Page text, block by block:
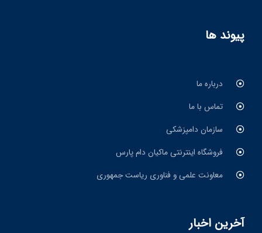
پیوند ها
درباره ما
تماس با ما
سازمان دامپزشکی
فروشگاه اینترنتی ماکیان دام پارس
معاونت علمی و فناوری ریاست جمهوری
آخرین اخبار